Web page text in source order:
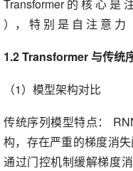
Transformer 的 核 心 是
）， 特 别 是 自 注 意 力
1.2 Transformer 与传统
（1）模型架构对比
传统序列模型特点：
构，存在严重的梯度消
通过门控机制缓解梯度